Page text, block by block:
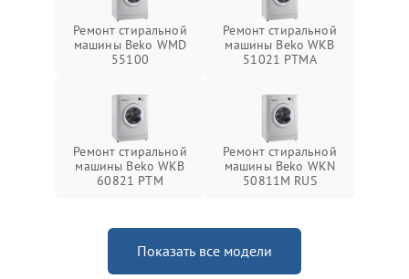
Ремонт стиральной
машины Beko WMD
55100
Ремонт стиральной
машины Beko WKB
51021 PTМА
Ремонт стиральной
машины Beko WKB
60821 PTМ
Ремонт стиральной
машины Beko WKN
50811M RUS
Показать все модели